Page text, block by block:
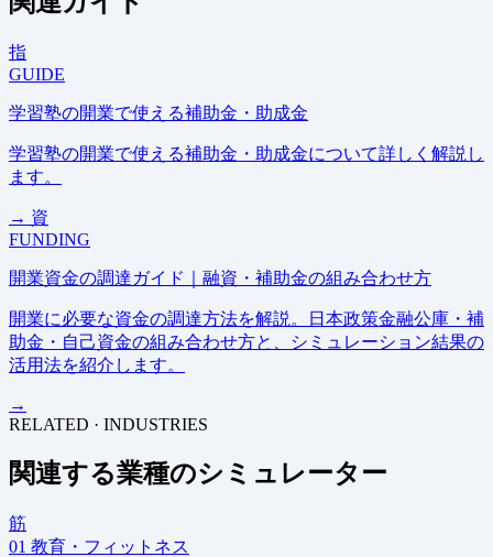
指
GUIDE
学習塾の開業で使える補助金・助成金
学習塾の開業で使える補助金・助成金について詳しく解説し
ます。
→ 資
FUNDING
開業資金の調達ガイド｜融資・補助金の組み合わせ方
開業に必要な資金の調達方法を解説。日本政策金融公庫・補
助金・自己資金の組み合わせ方と、シミュレーション結果の
活用法を紹介します。
→
RELATED · INDUSTRIES
関連する業種のシミュレーター
筋
01 教育・フィットネス